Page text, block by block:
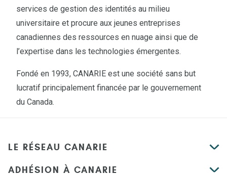
services de gestion des identités au milieu
universitaire et procure aux jeunes entreprises
canadiennes des ressources en nuage ainsi que de
l’expertise dans les technologies émergentes.
Fondé en 1993, CANARIE est une société sans but
lucratif principalement financée par le gouvernement
du Canada.
LE RÉSEAU CANARIE
ADHÉSION À CANARIE